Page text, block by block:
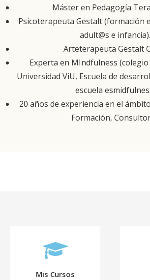
Máster en Pedagogía
Psicoterapeuta Gestalt (formación
adult@s e infancia).
Arteterapeuta Gestalt
Experta en MIndfulness
Universidad ViU, Escuela de
escuela
20 años de experiencia en el
Formación,
Mis Cursos